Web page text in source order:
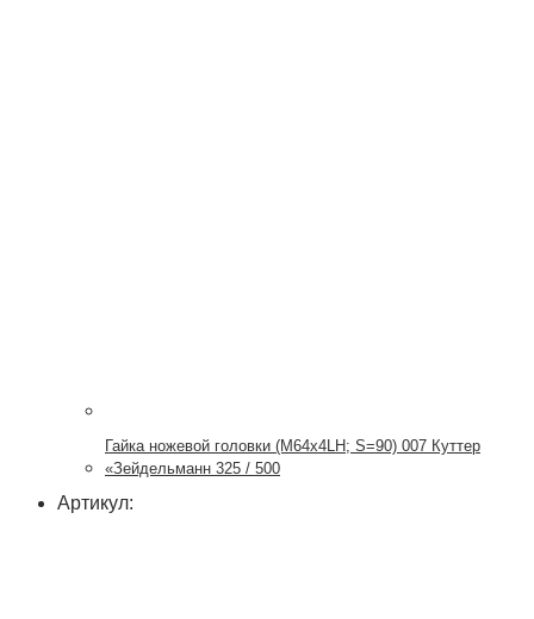
Гайка ножевой головки (М64х4LH; S=90) 007 Куттер
«Зейдельманн 325 / 500
Артикул: